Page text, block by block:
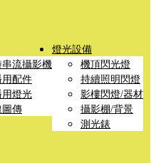
串流攝影機
用配件
用燈光
圖傳
燈光設備
機頂閃光燈
持續照明閃燈
影樓閃燈/器材
攝影棚/背景
測光錶